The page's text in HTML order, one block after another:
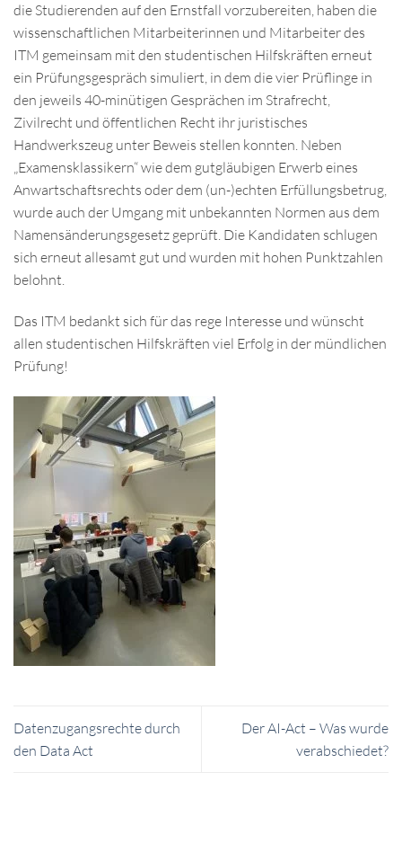
die Studierenden auf den Ernstfall vorzubereiten, haben die
wissenschaftlichen Mitarbeiterinnen und Mitarbeiter des
ITM gemeinsam mit den studentischen Hilfskräften erneut
ein Prüfungsgespräch simuliert, in dem die vier Prüflinge in
den jeweils 40-minütigen Gesprächen im Strafrecht,
Zivilrecht und öffentlichen Recht ihr juristisches
Handwerkszeug unter Beweis stellen konnten. Neben
„Examensklassikern“ wie dem gutgläubigen Erwerb eines
Anwartschaftsrechts oder dem (un-)echten Erfüllungsbetrug,
wurde auch der Umgang mit unbekannten Normen aus dem
Namensänderungsgesetz geprüft. Die Kandidaten schlugen
sich erneut allesamt gut und wurden mit hohen Punktzahlen
belohnt.
Das ITM bedankt sich für das rege Interesse und wünscht
allen studentischen Hilfskräften viel Erfolg in der mündlichen
Prüfung!
Datenzugangsrechte durch
den Data Act
Der AI-Act – Was wurde
verabschiedet?